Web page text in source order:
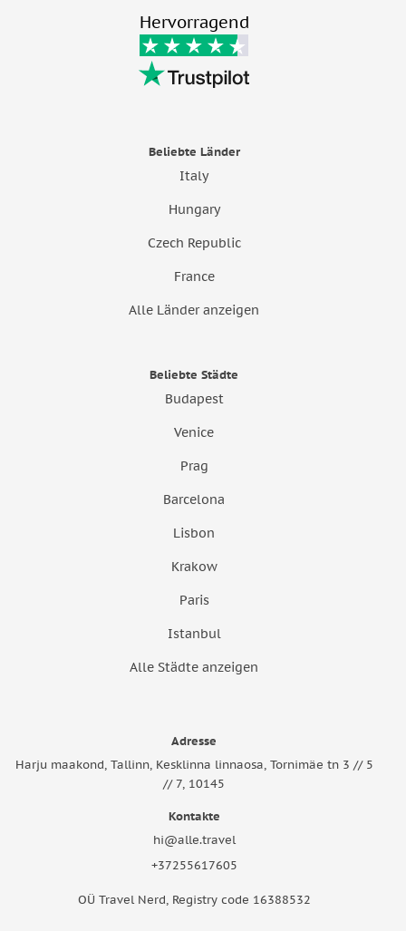
Hervorragend
Beliebte Länder
Italy
Hungary
Czech Republic
France
Alle Länder anzeigen
Beliebte Städte
Budapest
Venice
Prag
Barcelona
Lisbon
Krakow
Paris
Istanbul
Alle Städte anzeigen
Adresse
Harju maakond, Tallinn, Kesklinna linnaosa, Tornimäe tn 3 // 5
// 7, 10145
Kontakte
hi@alle.travel
+37255617605
OÜ Travel Nerd, Registry code 16388532